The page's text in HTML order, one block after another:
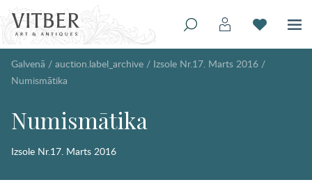
Galvenā / auction.label_archive / Izsole Nr.17. Marts 2016 /
Numismātika
Numismātika
Izsole Nr.17. Marts 2016